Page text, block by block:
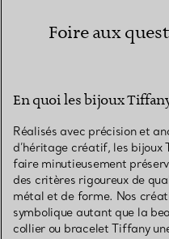
Foire aux
En quoi les bijoux
Réalisés avec précision et
d’héritage créatif, les bijoux
faire minutieusement
des critères rigoureux de
métal et de forme. Nos
symbolique autant que la
collier ou bracelet Tiffany